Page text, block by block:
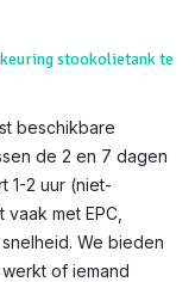
stookolietank te
beschikbare
de 2 en 7 dagen
1-2 uur (niet-
met EPC,
We bieden
of iemand